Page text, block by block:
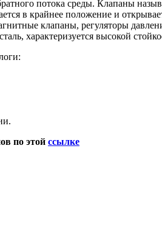
потока среды. Клапаны
в крайнее положение и
клапаны, регуляторы
характеризуется высокой
по этой ссылке